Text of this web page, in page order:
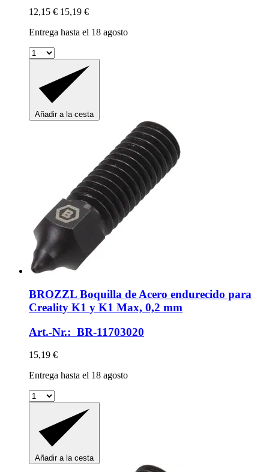
12,15 € 15,19 €
Entrega hasta el 18 agosto
Añadir a la cesta
BROZZL Boquilla de Acero endurecido para
Creality K1 y K1 Max, 0,2 mm
Art.-Nr.: BR-11703020
15,19 €
Entrega hasta el 18 agosto
Añadir a la cesta